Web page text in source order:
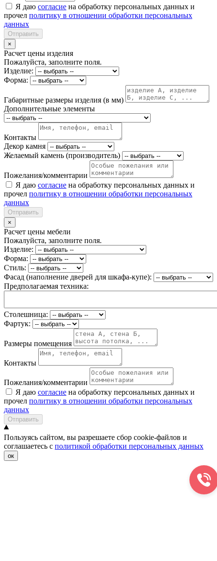
Я даю согласие на обработку персональных данных и
прочел политику в отношении обработки персональных
данных
Отправить
×
Расчет цены изделия
Пожалуйста, заполните поля.
Изделие:
Форма:
Габаритные размеры изделия (в мм)
Дополнительные элементы
Контакты
Декор камня
Желаемый камень (производитель)
Пожелания/комментарии
Я даю согласие на обработку персональных данных и
прочел политику в отношении обработки персональных
данных
Отправить
×
Расчет цены мебели
Пожалуйста, заполните поля.
Изделие:
Форма:
Стиль:
Фасад (наполнение дверей для шкафа-купе):
Предполагаемая техника:
Столешница:
Фартук:
Размеры помещения
Контакты
Пожелания/комментарии
Я даю согласие на обработку персональных данных и
прочел политику в отношении обработки персональных
данных
Отправить
Пользуясь сайтом, вы разрешаете сбор cookie-файлов и
соглашаетесь с политикой обработки персональных данных
ок